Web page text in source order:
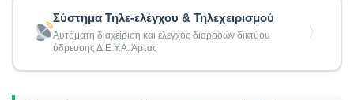
Σύστημα Τηλε-ελέγχου & Τηλεχειρισμού
Αυτόματη διαχείριση και έλεγχος διαρροών δικτύου
ύδρευσης Δ.Ε.Υ.Α. Άρτας
〉